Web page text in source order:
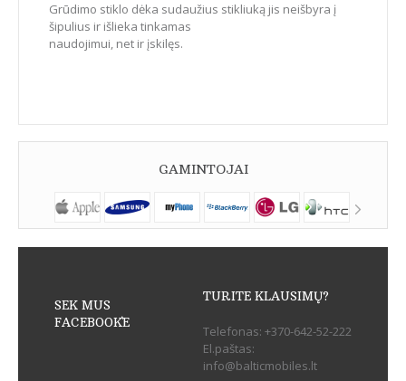
Grūdimo stiklo dėka sudaužius stikliuką jis neišbyra į
šipulius ir išlieka tinkamas
naudojimui, net ir įskilęs.
GAMINTOJAI
SEK MUS
FACEBOOK`E
TURITE KLAUSIMŲ?
Telefonas: +370-642-52-222
El.paštas:
info@balticmobiles.lt